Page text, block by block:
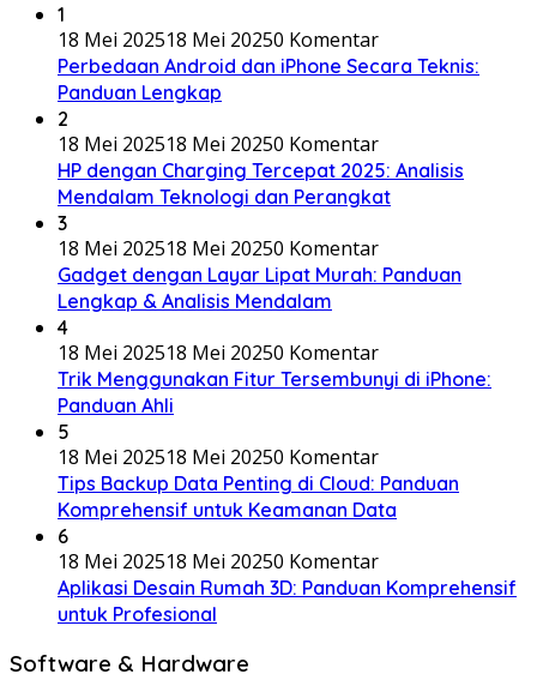
1
18 Mei 202518 Mei 20250 Komentar
Perbedaan Android dan iPhone Secara Teknis:
Panduan Lengkap
2
18 Mei 202518 Mei 20250 Komentar
HP dengan Charging Tercepat 2025: Analisis
Mendalam Teknologi dan Perangkat
3
18 Mei 202518 Mei 20250 Komentar
Gadget dengan Layar Lipat Murah: Panduan
Lengkap & Analisis Mendalam
4
18 Mei 202518 Mei 20250 Komentar
Trik Menggunakan Fitur Tersembunyi di iPhone:
Panduan Ahli
5
18 Mei 202518 Mei 20250 Komentar
Tips Backup Data Penting di Cloud: Panduan
Komprehensif untuk Keamanan Data
6
18 Mei 202518 Mei 20250 Komentar
Aplikasi Desain Rumah 3D: Panduan Komprehensif
untuk Profesional
Software & Hardware